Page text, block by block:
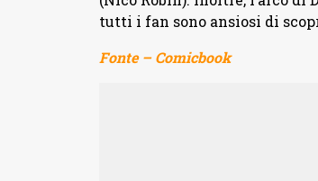
tutti i fan sono ansiosi di
Fonte – Comicbook